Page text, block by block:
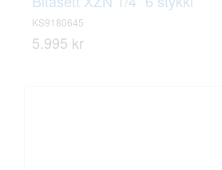
KS9180645
5.995 kr